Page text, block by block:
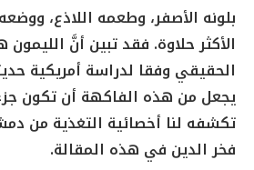
بلونه الأصفر، وطعمه اللاذع،
الأكثر حلاوة. فقد تبين أنَّ
الحقيقي وفقا لدراسة أمريكية
يجعل من هذه الفاكهة أن تكون
تكشفه لنا أخصائية التغذية من
فخر الدين في هذه المقالة.